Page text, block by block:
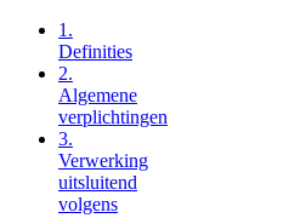
1.
Definities
2.
Algemene
verplichtingen
3.
Verwerking
uitsluitend
volgens